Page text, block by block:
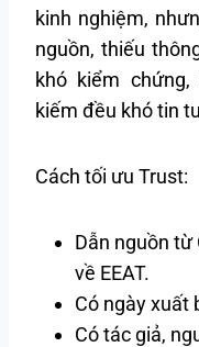
kinh nghiệm,
nguồn, thiếu
khó kiểm
kiếm đều khó tin
Cách tối ưu Trust:
Dẫn nguồn từ
về EEAT.
Có ngày xuất
Có tác giả,